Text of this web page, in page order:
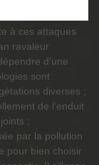
à ces attaques
ravaleur
d’une
sont
diverses ;
de l’enduit
;
par la pollution
pour bien choisir